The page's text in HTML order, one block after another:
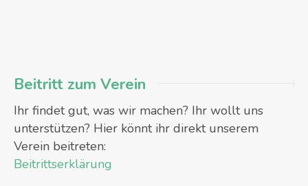
Beitritt zum Verein
Ihr findet gut, was wir machen? Ihr wollt uns
unterstützen? Hier könnt ihr direkt unserem
Verein beitreten:
Beitrittserklärung